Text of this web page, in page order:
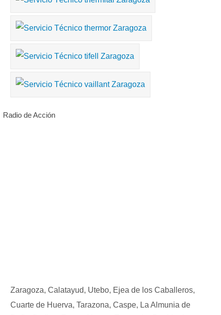
Radio de Acción
Zaragoza, Calatayud, Utebo, Ejea de los Caballeros,
Cuarte de Huerva, Tarazona, Caspe, La Almunia de